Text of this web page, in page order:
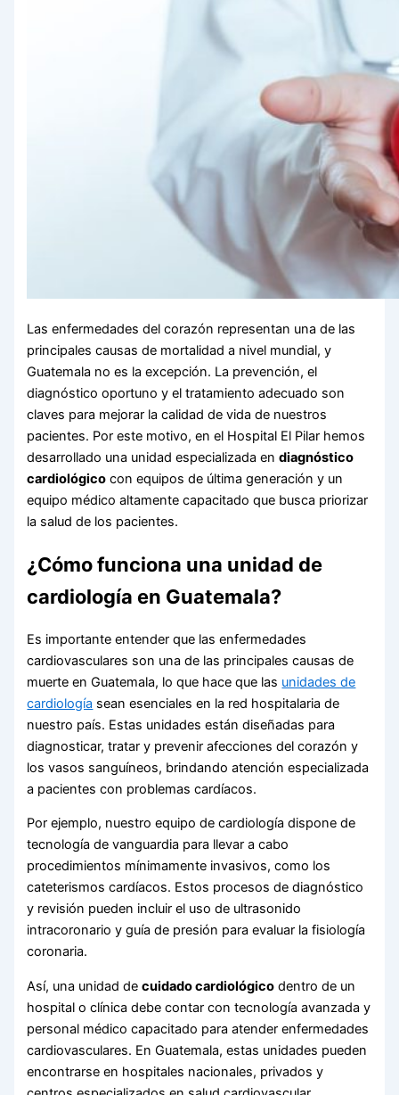
Las enfermedades del corazón representan una de las
principales causas de mortalidad a nivel mundial, y
Guatemala no es la excepción. La prevención, el
diagnóstico oportuno y el tratamiento adecuado son
claves para mejorar la calidad de vida de nuestros
pacientes. Por este motivo, en el Hospital El Pilar hemos
desarrollado una unidad especializada endiagnóstico
cardiológico con equipos de última generación y un
equipo médico altamente capacitado que busca priorizar
la salud de los pacientes.
¿Cómo funciona una unidad de
cardiología en Guatemala?
Es importante entender que las enfermedades
cardiovasculares son una de las principales causas de
muerte en Guatemala, lo que hace que las unidades de
cardiología sean esenciales en la red hospitalaria de
nuestro país. Estas unidades están diseñadas para
diagnosticar, tratar y prevenir afecciones del corazón y
los vasos sanguíneos, brindando atención especializada
a pacientes con problemas cardíacos.
Por ejemplo, nuestro equipo de cardiología dispone de
tecnología de vanguardia para llevar a cabo
procedimientos mínimamente invasivos, como los
cateterismos cardíacos. Estos procesos de diagnóstico
y revisión pueden incluir el uso de ultrasonido
intracoronario y guía de presión para evaluar la fisiología
coronaria.
Así, una unidad decuidado cardiológico dentro de un
hospital o clínica debe contar con tecnología avanzada y
personal médico capacitado para atender enfermedades
cardiovasculares. En Guatemala, estas unidades pueden
encontrarse en hospitales nacionales, privados y